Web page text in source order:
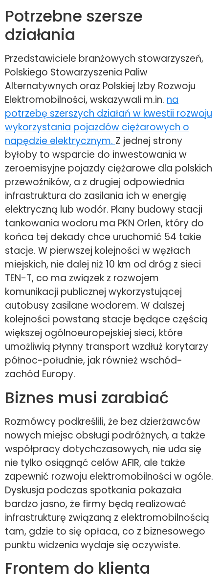
Potrzebne szersze
działania
Przedstawiciele branżowych stowarzyszeń,
Polskiego Stowarzyszenia Paliw
Alternatywnych oraz Polskiej Izby Rozwoju
Elektromobilności, wskazywali m.in. na
potrzebę szerszych działań w kwestii rozwoju
wykorzystania pojazdów ciężarowych o
napędzie elektrycznym. Z jednej strony
byłoby to wsparcie do inwestowania w
zeroemisyjne pojazdy ciężarowe dla polskich
przewoźników, a z drugiej odpowiednia
infrastruktura do zasilania ich w energię
elektryczną lub wodór. Plany budowy stacji
tankowania wodoru ma PKN Orlen, który do
końca tej dekady chce uruchomić 54 takie
stacje. W pierwszej kolejności w węzłach
miejskich, nie dalej niż 10 km od dróg z sieci
TEN-T, co ma związek z rozwojem
komunikacji publicznej wykorzystującej
autobusy zasilane wodorem. W dalszej
kolejności powstaną stacje będące częścią
większej ogólnoeuropejskiej sieci, które
umożliwią płynny transport wzdłuż korytarzy
północ-południe, jak również wschód-
zachód Europy.
Biznes musi zarabiać
Rozmówcy podkreślili, że bez dzierżawców
nowych miejsc obsługi podróżnych, a także
współpracy dotychczasowych, nie uda się
nie tylko osiągnąć celów AFIR, ale także
zapewnić rozwoju elektromobilności w ogóle.
Dyskusja podczas spotkania pokazała
bardzo jasno, że firmy będą realizować
infrastrukturę związaną z elektromobilnością
tam, gdzie to się opłaca, co z biznesowego
punktu widzenia wydaje się oczywiste.
Frontem do klienta